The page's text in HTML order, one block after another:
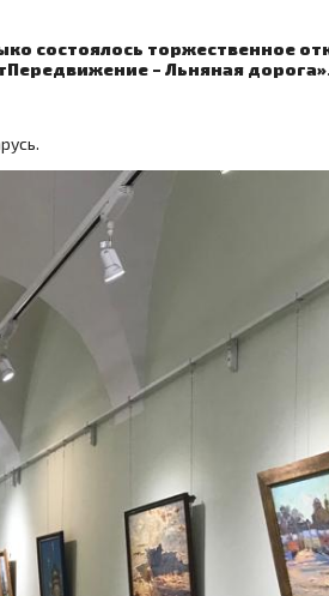
состоялось торжественное
– Льняная